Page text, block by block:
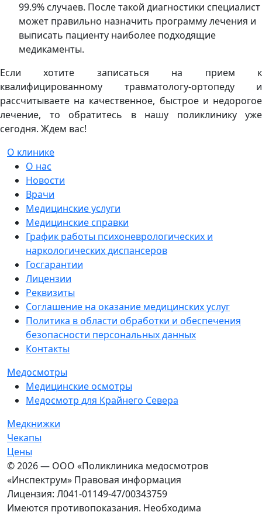
99.9% случаев. После такой диагностики специалист
может правильно назначить программу лечения и
выписать пациенту наиболее подходящие
медикаменты.
Если хотите записаться на прием к
квалифицированному травматологу-ортопеду и
рассчитываете на качественное, быстрое и недорогое
лечение, то обратитесь в нашу поликлинику уже
сегодня. Ждем вас!
О клинике
О нас
Новости
Врачи
Медицинские услуги
Медицинские справки
График работы психоневрологических и
наркологических диспансеров
Госгарантии
Лицензии
Реквизиты
Соглашение на оказание медицинских услуг
Политика в области обработки и обеспечения
безопасности персональных данных
Контакты
Медосмотры
Медицинские осмотры
Медосмотр для Крайнего Севера
Медкнижки
Чекапы
Цены
© 2026 — ООО «Поликлиника медосмотров
«Инспектрум» Правовая информация
Лицензия: Л041-01149-47/00343759
Имеются противопоказания. Необходима